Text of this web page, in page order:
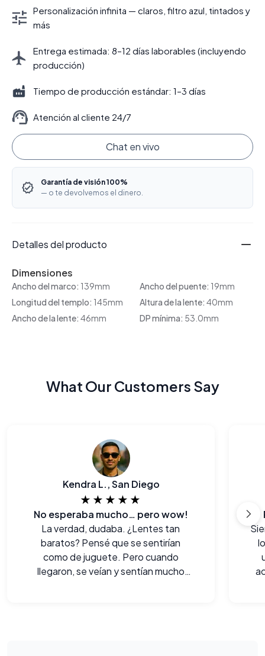
Personalización infinita — claros, filtro azul, tintados y
más
Entrega estimada: 8–12 días laborables (incluyendo
producción)
Tiempo de producción estándar: 1–3 días
Atención al cliente 24/7
Chat en vivo
Garantía de visión 100%
— o te devolvemos el dinero.
Detalles del producto
Dimensiones
Ancho del marco: 139mm Ancho del puente: 19mm
Longitud del templo: 145mm Altura de la lente: 40mm
Ancho de la lente: 46mm DP mínima: 53.0mm
What Our Customers Say
Kendra L., San Diego
★★★★★
No esperaba mucho… pero wow!
La verdad, dudaba. ¿Lentes tan
baratos? Pensé que se sentirían
como de juguete. Pero cuando
llegaron, se veían y sentían mucho